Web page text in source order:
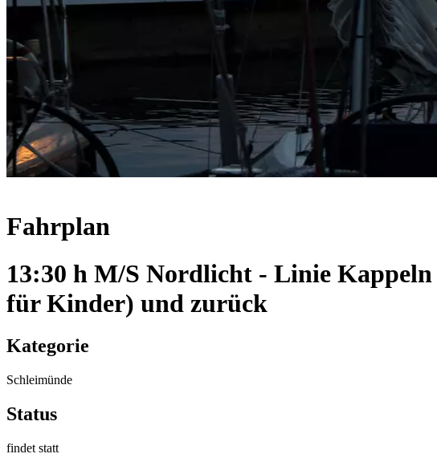
Fahrplan
13:30 h M/S Nordlicht - Linie
für Kinder) und zurück
Kategorie
Schleimünde
Status
findet statt